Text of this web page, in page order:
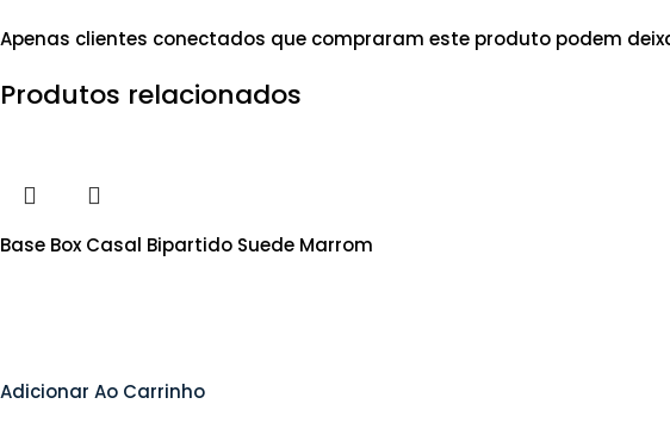
Apenas clientes conectados que compraram este produto podem
Produtos relacionados
Base Box Casal Bipartido Suede Marrom
Adicionar Ao Carrinho